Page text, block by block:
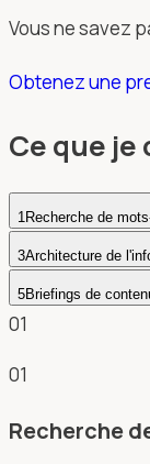
Vous ne savez
Obtenez une
Ce que
1 Recherche de
3Architecture de
5Briefings de
01
01
Recherche